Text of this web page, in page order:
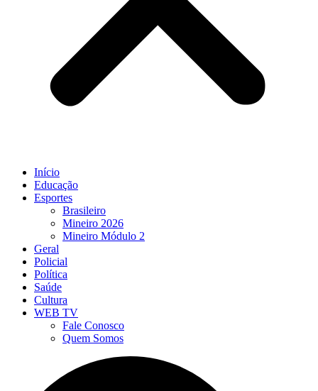
Início
Educação
Esportes
Brasileiro
Mineiro 2026
Mineiro Módulo 2
Geral
Policial
Política
Saúde
Cultura
WEB TV
Fale Conosco
Quem Somos